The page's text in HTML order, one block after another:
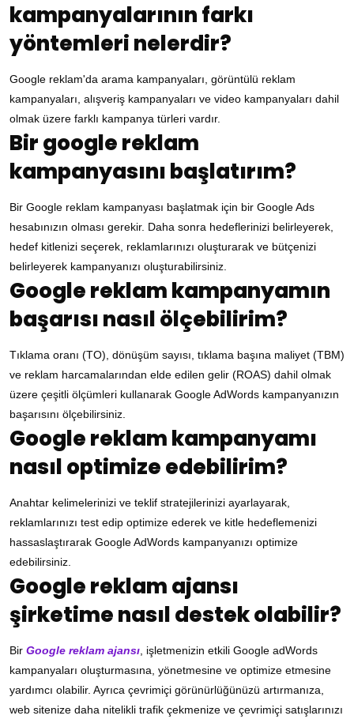
kampanyalarının farkı
yöntemleri nelerdir?
Google reklam'da arama kampanyaları, görüntülü reklam
kampanyaları, alışveriş kampanyaları ve video kampanyaları dahil
olmak üzere farklı kampanya türleri vardır.
Bir google reklam
kampanyasını başlatırım?
Bir Google reklam kampanyası başlatmak için bir Google Ads
hesabınızın olması gerekir. Daha sonra hedeflerinizi belirleyerek,
hedef kitlenizi seçerek, reklamlarınızı oluşturarak ve bütçenizi
belirleyerek kampanyanızı oluşturabilirsiniz.
Google reklam kampanyamın
başarısı nasıl ölçebilirim?
Tıklama oranı (TO), dönüşüm sayısı, tıklama başına maliyet (TBM)
ve reklam harcamalarından elde edilen gelir (ROAS) dahil olmak
üzere çeşitli ölçümleri kullanarak Google AdWords kampanyanızın
başarısını ölçebilirsiniz.
Google reklam kampanyamı
nasıl optimize edebilirim?
Anahtar kelimelerinizi ve teklif stratejilerinizi ayarlayarak,
reklamlarınızı test edip optimize ederek ve kitle hedeflemenizi
hassaslaştırarak Google AdWords kampanyanızı optimize
edebilirsiniz.
Google reklam ajansı
şirketime nasıl destek olabilir?
Bir Google reklam ajansı , işletmenizin etkili Google adWords
kampanyaları oluşturmasına, yönetmesine ve optimize etmesine
yardımcı olabilir. Ayrıca çevrimiçi görünürlüğünüzü artırmanıza,
web sitenize daha nitelikli trafik çekmenize ve çevrimiçi satışlarınızı